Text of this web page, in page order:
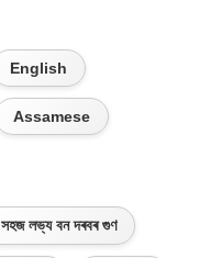
English
Assamese
সহজ লভ্য বন দৰবৰ গুণ